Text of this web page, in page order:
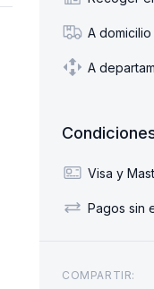
A domicilio
A
Visa y
Pagos sin
COMPARTIR: